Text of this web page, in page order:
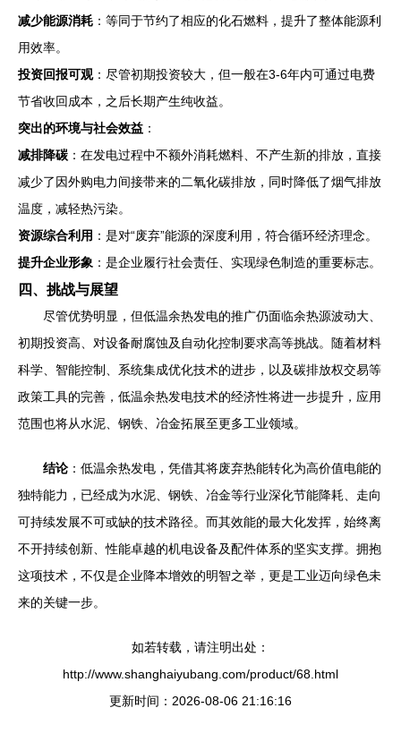
减少能源消耗 ：等同于节约了相应的化石燃料，提升了整体能源利
用效率。
投资回报可观：尽管初期投资较大，但一般在3-6年内可通过电费
节省收回成本，之后长期产生纯收益。
突出的环境与社会效益 ：
减排降碳 ：在发电过程中不额外消耗燃料、不产生新的排放，直接
减少了因外购电力间接带来的二氧化碳排放，同时降低了烟气排放
温度，减轻热污染。
资源综合利用 ：是对“废弃”能源的深度利用，符合循环经济理念。
提升企业形象 ：是企业履行社会责任、实现绿色制造的重要标志。
四、挑战与展望
尽管优势明显，但低温余热发电的推广仍面临余热源波动大、
初期投资高、对设备耐腐蚀及自动化控制要求高等挑战。随着材料
科学、智能控制、系统集成优化技术的进步，以及碳排放权交易等
政策工具的完善，低温余热发电技术的经济性将进一步提升，应用
范围也将从水泥、钢铁、冶金拓展至更多工业领域。
结论 ：低温余热发电，凭借其将废弃热能转化为高价值电能的
独特能力，已经成为水泥、钢铁、冶金等行业深化节能降耗、走向
可持续发展不可或缺的技术路径。而其效能的最大化发挥，始终离
不开持续创新、性能卓越的机电设备及配件体系的坚实支撑。拥抱
这项技术，不仅是企业降本增效的明智之举，更是工业迈向绿色未
来的关键一步。
如若转载，请注明出处：
http://www.shanghaiyubang.com/product/68.html
更新时间：2026-08-06 21:16:16